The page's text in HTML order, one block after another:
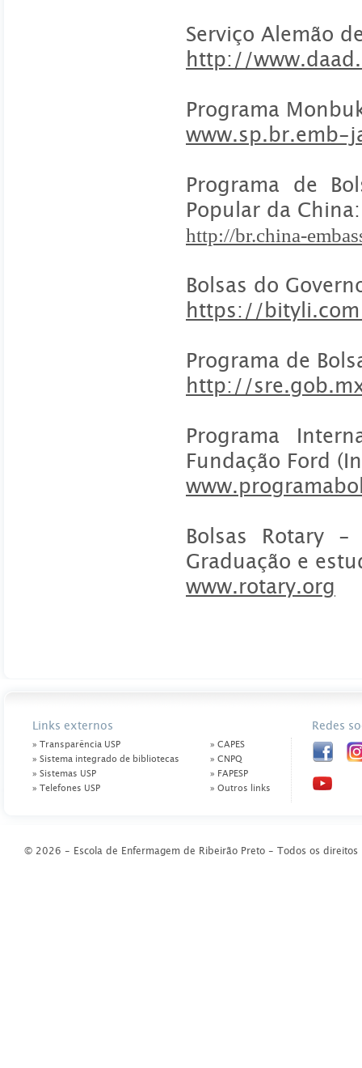
Serviço Alemão
http://
Programa
www.sp.br.emb-
Programa de
Popular da China:
http://br.china-
Bolsas do
https://
Programa de
http://
Programa
Fundação Ford
Bolsas Rotary
Graduação e
www.rotary.org
Links externos Redes
» Transparência USP
» CAPES
» Sistema integrado de bibliotecas
» CNPQ
» Sistemas USP
» FAPESP
» Telefones USP
» Outros links
© 2026 - Escola de Enfermagem de Ribeirão Preto - Todos os direitos